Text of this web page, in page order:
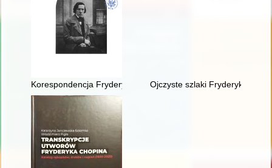
Korespondencja Fryderyka Chopina. T. 3 cz. 2,
Ojczyste szlaki Fryderyka